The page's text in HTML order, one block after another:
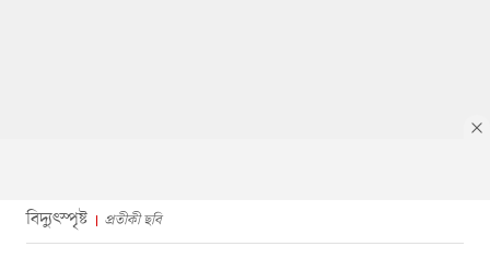
বিদ্যুৎস্পৃষ্ট প্রতীকী ছবি